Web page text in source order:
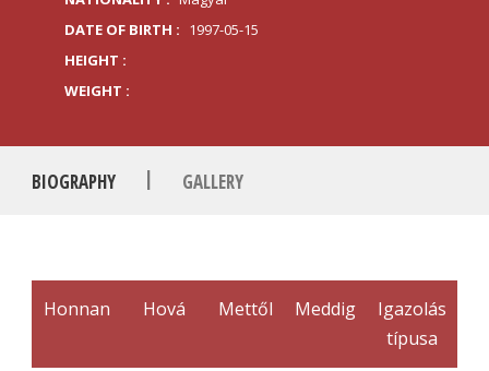
DATE OF BIRTH : 1997-05-15
HEIGHT :
WEIGHT :
BIOGRAPHY | GALLERY
Honnan Hová Mettől Meddig
Igazolás
típusa